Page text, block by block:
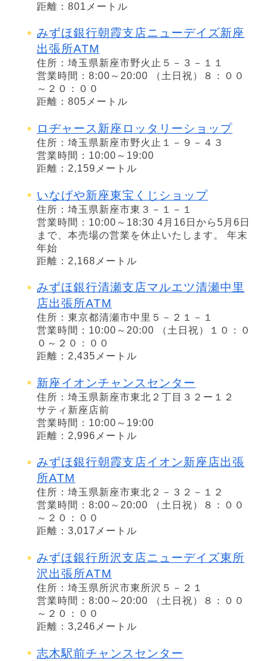
距離：801メートル
みずほ銀行朝霞支店ニューデイズ新座
出張所ATM
住所：埼玉県新座市野火止５－３－１１
営業時間：8:00～20:00 （土日祝）８：００
～２０：００
距離：805メートル
ロヂャース新座ロッタリーショップ
住所：埼玉県新座市野火止１－９－４３
営業時間：10:00～19:00
距離：2,159メートル
いなげや新座東宝くじショップ
住所：埼玉県新座市東３－１－１
営業時間：10:00～18:30 4月16日から5月6日
まで、本売場の営業を休止いたします。 年末
年始
距離：2,168メートル
みずほ銀行清瀬支店マルエツ清瀬中里
店出張所ATM
住所：東京都清瀬市中里５－２１－１
営業時間：10:00～20:00 （土日祝）１０：０
０～２０：００
距離：2,435メートル
新座イオンチャンスセンター
住所：埼玉県新座市東北２丁目３２ー１２
サティ新座店前
営業時間：10:00～19:00
距離：2,996メートル
みずほ銀行朝霞支店イオン新座店出張
所ATM
住所：埼玉県新座市東北２－３２－１２
営業時間：8:00～20:00 （土日祝）８：００
～２０：００
距離：3,017メートル
みずほ銀行所沢支店ニューデイズ東所
沢出張所ATM
住所：埼玉県所沢市東所沢５－２１
営業時間：8:00～20:00 （土日祝）８：００
～２０：００
距離：3,246メートル
志木駅前チャンスセンター